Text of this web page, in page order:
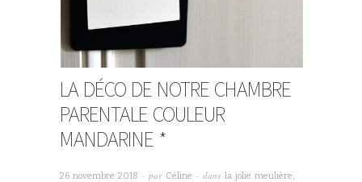
LA DÉCO DE NOTRE CHAMBRE
PARENTALE COULEUR
MANDARINE *
26 novembre 2018 · par Céline · dans la jolie meulière,